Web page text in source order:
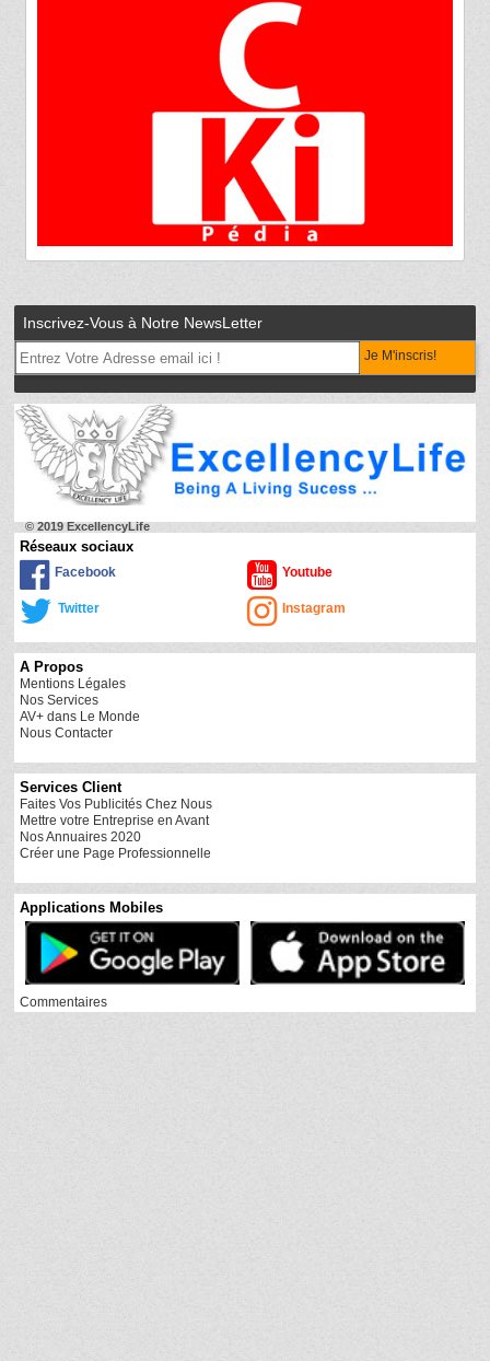
Inscrivez-Vous à Notre NewsLetter
Je M'inscris!
© 2019 ExcellencyLife
Réseaux sociaux
Facebook Youtube
Twitter Instagram
A Propos
Mentions Légales
Nos Services
AV+ dans Le Monde
Nous Contacter
Services Client
Faites Vos Publicités Chez Nous
Mettre votre Entreprise en Avant
Nos Annuaires 2020
Créer une Page Professionnelle
Applications Mobiles
Commentaires